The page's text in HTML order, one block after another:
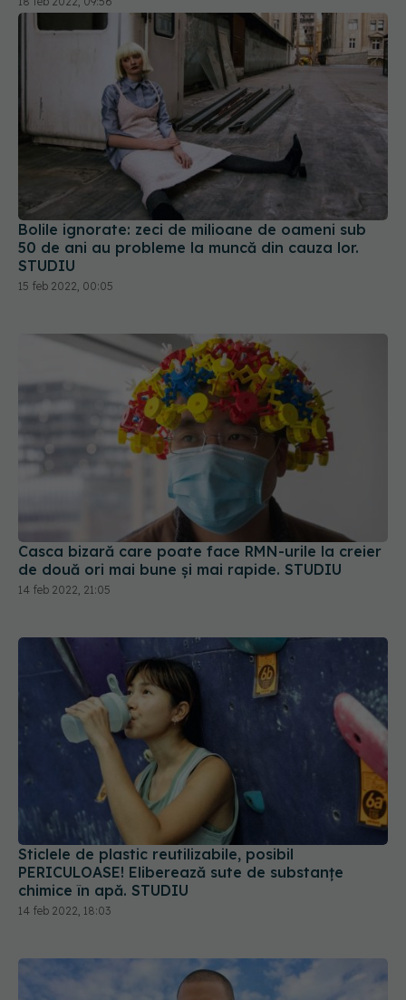
Bolile ignorate: zeci de milioane de oameni sub
50 de ani au probleme la muncă din cauza lor.
STUDIU
15 feb 2022, 00:05
Casca bizară care poate face RMN-urile la creier
de două ori mai bune și mai rapide. STUDIU
14 feb 2022, 21:05
Sticlele de plastic reutilizabile, posibil
PERICULOASE! Eliberează sute de substanțe
chimice în apă. STUDIU
14 feb 2022, 18:03